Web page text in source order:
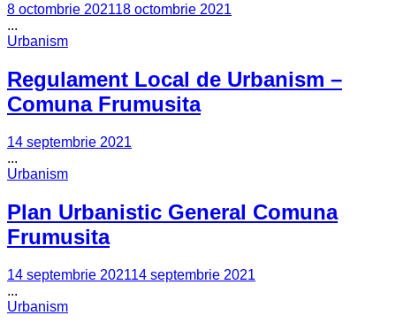
8 octombrie 202118 octombrie 2021
...
Urbanism
Regulament Local de Urbanism –
Comuna Frumusita
14 septembrie 2021
...
Urbanism
Plan Urbanistic General Comuna
Frumusita
14 septembrie 202114 septembrie 2021
...
Urbanism